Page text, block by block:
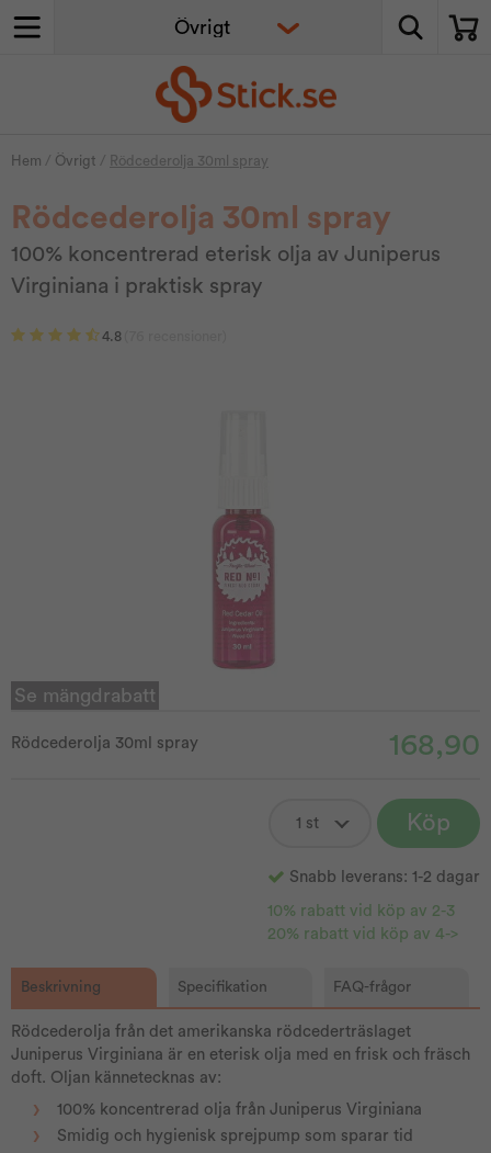
Hem / Övrigt / Rödcederolja 30ml spray
Rödcederolja 30ml spray
100% koncentrerad eterisk olja av Juniperus
Virginiana i praktisk spray
4.8
Se mängdrabatt
Rödcederolja 30ml spray 168,90
Köp
Snabb leverans: 1-2 dagar
10% rabatt vid köp av 2-3
20% rabatt vid köp av 4->
Beskrivning Specifikation FAQ-frågor
Rödcederolja från det amerikanska rödcederträslaget
Juniperus Virginiana är en eterisk olja med en frisk och fräsch
doft. Oljan kännetecknas av:
100% koncentrerad olja från Juniperus Virginiana
Smidig och hygienisk sprejpump som sparar tid